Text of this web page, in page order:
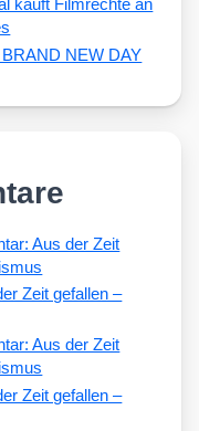
kauft Filmrechte an
NEW DAY
Aus der Zeit
Zeit gefallen –
Aus der Zeit
Zeit gefallen –